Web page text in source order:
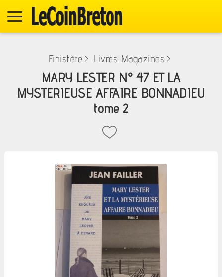
Finistère > Livres Magazines >
MARY LESTER N° 47 ET LA
MYSTERIEUSE AFFAIRE BONNADIEU
tome 2